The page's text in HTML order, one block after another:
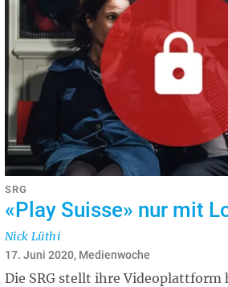
SRG
«Play Suisse» nur mit
Nick Lüthi
17. Juni 2020, Medienwoche
Die SRG stellt ihre